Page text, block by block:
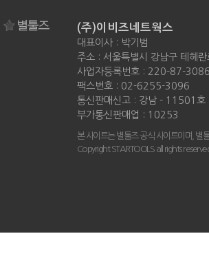
(주)이비즈네트웍스
대표이사 : 박기범
주소 : 서울특별시 강남구 테헤
사업자등록번호 : 220-87-
팩스번호 : 02-6255-3096
통신판매신고 : 강남 - 11501호
부가통신판매업 : 10253
본 사이트는 별툴즈 공식 사이트이며, 별
Copyright STARTOOLS all rights